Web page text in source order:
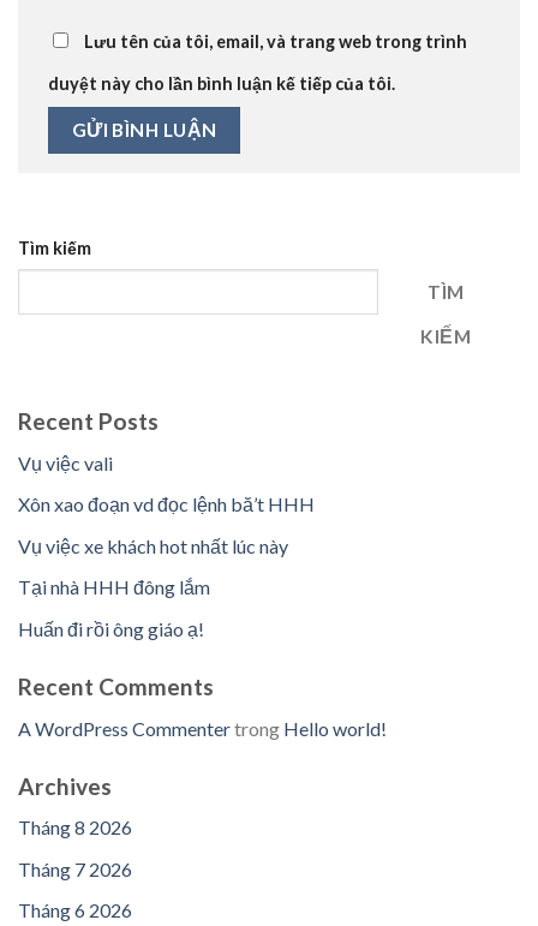
Lưu tên của tôi, email, và trang web trong trình
duyệt này cho lần bình luận kế tiếp của tôi.
Tìm kiếm
TÌM
KIẾM
Recent Posts
Vụ việc vali
Xôn xao đoạn vd đọc lệnh bă’t HHH
Vụ việc xe khách hot nhất lúc này
Tại nhà HHH đông lắm
Huấn đi rồi ông giáo ạ!
Recent Comments
A WordPress Commentertrong Hello world!
Archives
Tháng 8 2026
Tháng 7 2026
Tháng 6 2026